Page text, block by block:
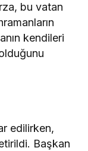
bu vatan
kendileri
edilirken,
Başkan